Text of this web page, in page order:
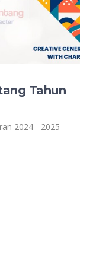
Tahun
2024 - 2025